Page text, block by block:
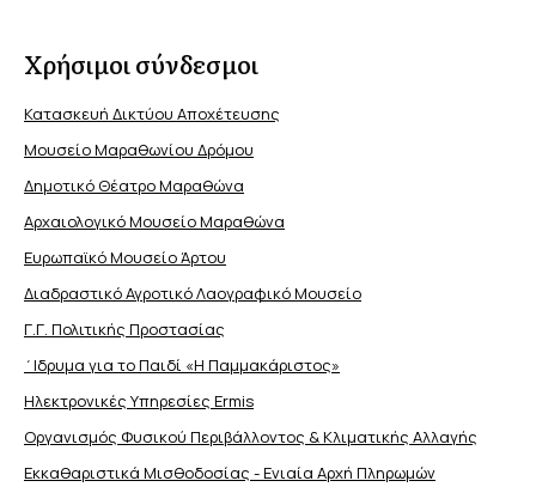
Χρήσιμοι σύνδεσμοι
Κατασκευή Δικτύου Αποχέτευσης
Μουσείο Μαραθωνίου Δρόμου
Δημοτικό Θέατρο Μαραθώνα
Αρχαιολογικό Μουσείο Μαραθώνα
Ευρωπαϊκό Μουσείο Άρτου
Διαδραστικό Αγροτικό Λαογραφικό Μουσείο
Γ.Γ. Πολιτικής Προστασίας
΄Ιδρυμα για το Παιδί «Η Παμμακάριστος»
Ηλεκτρονικές Υπηρεσίες Ermis
Οργανισμός Φυσικού Περιβάλλοντος & Κλιματικής Aλλαγής
Εκκαθαριστικά Μισθοδοσίας - Ενιαία Αρχή Πληρωμών